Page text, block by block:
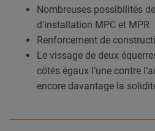
Nombreuses possibilités
d’installation MPC et MPR
Renforcement de
Le vissage de deux
côtés égaux l’une contre
encore davantage la